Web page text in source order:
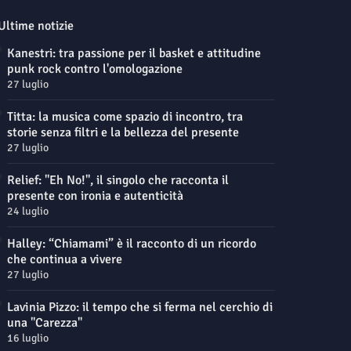
notizie
Kanestri: tra passione per il basket e attitudine
punk rock contro l'omologazione
27 luglio
Titta: la musica come spazio di incontro, tra
storie senza filtri e la bellezza del presente
27 luglio
Relief: "Eh No!", il singolo che racconta il
presente con ironia e autenticità
24 luglio
Halley: “Chiamami” è il racconto di un ricordo
che continua a vivere
27 luglio
Lavinia Pizzo: il tempo che si ferma nel cerchio di
una "Carezza"
16 luglio